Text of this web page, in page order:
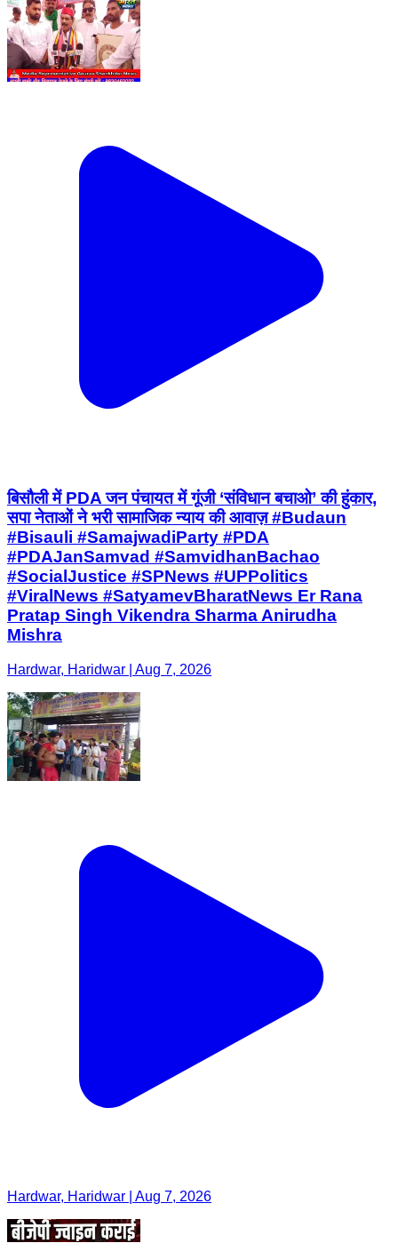
बिसौली में PDA जन पंचायत में गूंजी ‘संविधान बचाओ’ की हुंकार,
सपा नेताओं ने भरी सामाजिक न्याय की आवाज़ #Budaun
#Bisauli #SamajwadiParty #PDA
#PDAJanSamvad #SamvidhanBachao
#SocialJustice #SPNews #UPPolitics
#ViralNews #SatyamevBharatNews Er Rana
Pratap Singh Vikendra Sharma Anirudha
Mishra
Hardwar, Haridwar | Aug 7, 2026
Hardwar, Haridwar | Aug 7, 2026